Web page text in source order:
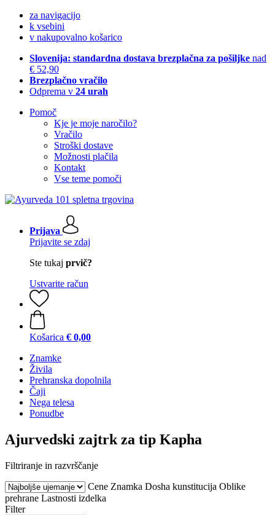
za navigacijo
k vsebini
v nakupovalno košarico
Slovenija: standardna dostava brezplačna za pošiljke nad
€ 52,90
Brezplačno vračilo
Odprema v 24 urah
Pomoč
Kje je moje naročilo?
Vračilo
Stroški dostave
Možnosti plačila
Kontakt
Vse teme pomoči
Prijava
Prijavite se zdaj
Ste tukaj prvič?
Ustvarite račun
Košarica € 0,00
Znamke
Živila
Prehranska dopolnila
Čaji
Nega telesa
Ponudbe
Ajurvedski zajtrk za tip Kapha
Filtriranje in razvrščanje
Cene Znamka Dosha kunstitucija Oblike
prehrane Lastnosti izdelka
Filter